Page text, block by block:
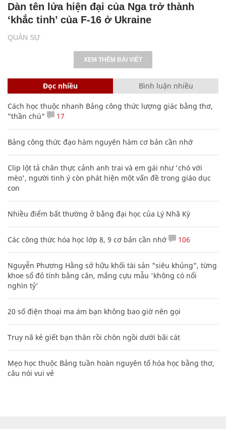
QUÂN SỰ
Dàn tên lửa hiện đại của Nga trở thành
‘khắc tinh’ của F-16 ở Ukraine
XEM THÊM BÀI VIẾT
Đọc nhiều Bình luận nhiều
Cách học thuộc nhanh Bảng công thức lượng giác bằng thơ,
"thần chú"
17
Bảng công thức đạo hàm nguyên hàm cơ bản cần nhớ
Clip lột tả chân thực cảnh anh trai và em gái như 'chó với
mèo', người tinh ý còn phát hiện một vấn đề trong giáo dục
con
Nhiều điểm bất thường ở bằng đại học của Lý Nhã Kỳ
Các công thức hóa học lớp 8, 9 cơ bản cần nhớ 106
Nguyễn Phương Hằng sở hữu khối tài sản "siêu khủng", từng
khoe sổ đỏ tính bằng cân, mắng cựu mẫu 'không có nổi
nghìn tỷ'
20 số điện thoại ma ám bạn không bao giờ nên gọi
Truy nã kẻ giết bạn thân rồi chôn ngồi dưới bãi cát
Mẹo học thuộc Bảng tuần hoàn nguyên tố hóa học bằng thơ,
câu nói vui vẻ